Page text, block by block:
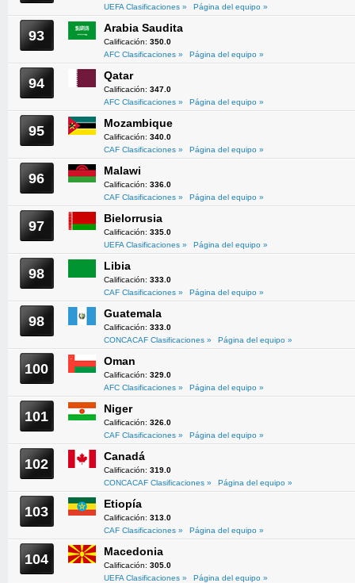
UEFA Clasificaciones »
Página del equipo »
93 Arabia Saudita
Calificación: 350.0
AFC Clasificaciones »
Página del equipo »
94 Qatar
Calificación: 347.0
AFC Clasificaciones »
Página del equipo »
95 Mozambique
Calificación: 340.0
CAF Clasificaciones »
Página del equipo »
96 Malawi
Calificación: 336.0
CAF Clasificaciones »
Página del equipo »
97 Bielorrusia
Calificación: 335.0
UEFA Clasificaciones »
Página del equipo »
98 Libia
Calificación: 333.0
CAF Clasificaciones »
Página del equipo »
98 Guatemala
Calificación: 333.0
CONCACAF Clasificaciones »
Página del equipo »
100 Oman
Calificación: 329.0
AFC Clasificaciones »
Página del equipo »
101 Niger
Calificación: 326.0
CAF Clasificaciones »
Página del equipo »
102 Canadá
Calificación: 319.0
CONCACAF Clasificaciones »
Página del equipo »
103 Etiopía
Calificación: 313.0
CAF Clasificaciones »
Página del equipo »
104 Macedonia
Calificación: 305.0
UEFA Clasificaciones »
Página del equipo »